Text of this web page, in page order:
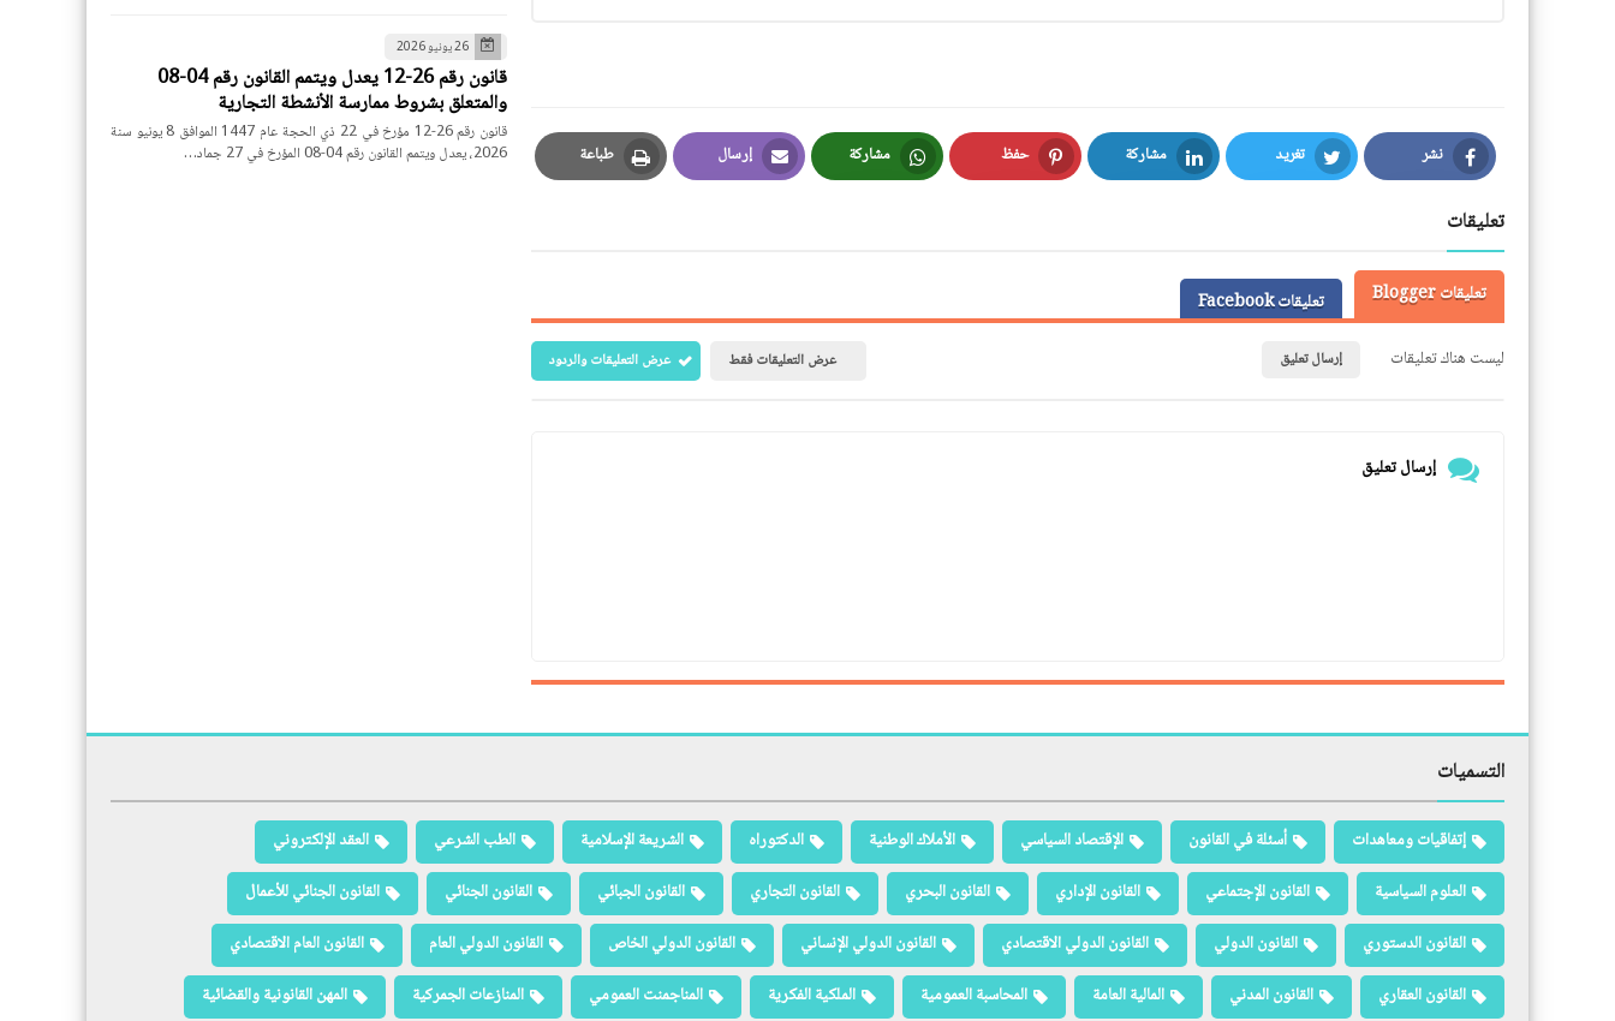
نشر
Facebook
تغريد
Twitter
مشاركة
LinkedIn
حفظ
Pinterest
مشاركة
Whatsapp
إرسال
Email
طباعة
Print
تعليقات
تعليقات Blogger
تعليقات Facebook
ليست هناك تعليقات
إرسال تعليق عرض التعليقات فقط عرض التعليقات والردود
إرسال تعليق
26 يونيو 2026
قانون رقم 26-12 يعدل ويتمم القانون رقم 04-08
والمتعلق بشروط ممارسة الأنشطة التجارية
قانون رقم 26-12 مؤرخ في 22 ذي الحجة عام 1447 الموافق 8 يونيو سنة
2026، يعدل ويتمم القانون رقم 04-08 المؤرخ في 27 جماد…
التسميات
إتفاقيات ومعاهدات أسئلة في القانون الإقتصاد السياسي الأملاك الوطنية الدكتوراه الشريعة الإسلامية الطب الشرعي
العقد الإلكتروني
العلوم السياسية
القانون الإجتماعي القانون الإداري القانون البحري القانون التجاري القانون الجبائي القانون الجنائي
القانون الجنائي للأعمال
القانون الدستوري
القانون الدولي القانون الدولي الاقتصادي القانون الدولي الإنساني القانون الدولي الخاص القانون الدولي العام
القانون العام الاقتصادي
القانون العقاري
القانون المدني المالية العامة المحاسبة العمومية الملكية الفكرية المناجمنت العمومي المنازعات الجمركية
المهن القانونية والقضائية